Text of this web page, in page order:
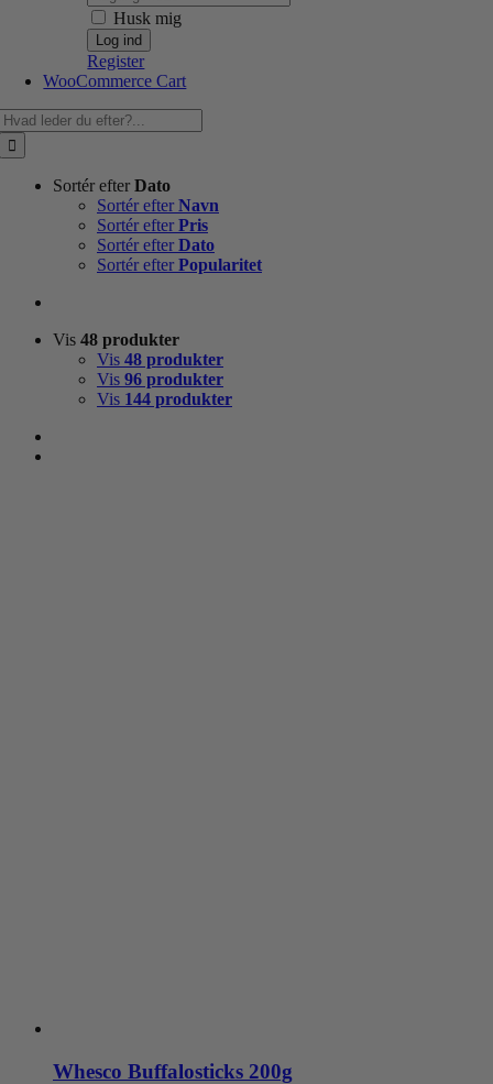
Husk mig
Register
WooCommerce Cart
Sortér efter Dato
Sortér efter Navn
Sortér efter Pris
Sortér efter Dato
Sortér efter Popularitet
Vis 48 produkter
Vis 48 produkter
Vis 96 produkter
Vis 144 produkter
Whesco Buffalosticks 200g